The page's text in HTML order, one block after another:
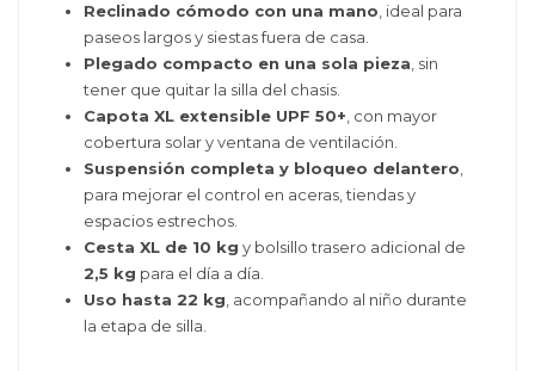
Reclinado cómodo con una mano , ideal para
paseos largos y siestas fuera de casa.
Plegado compacto en una sola pieza , sin
tener que quitar la silla del chasis.
Capota XL extensible UPF 50+ , con mayor
cobertura solar y ventana de ventilación.
Suspensión completa y bloqueo delantero
para mejorar el control en aceras, tiendas y
espacios estrechos.
Cesta XL de 10 kg y bolsillo trasero adicional de
2,5 kg para el día a día.
Uso hasta 22 kg , acompañando al niño durante
la etapa de silla.